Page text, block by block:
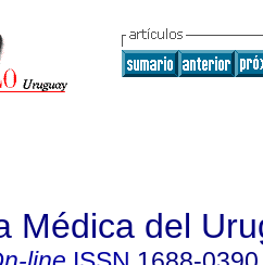
Médica del